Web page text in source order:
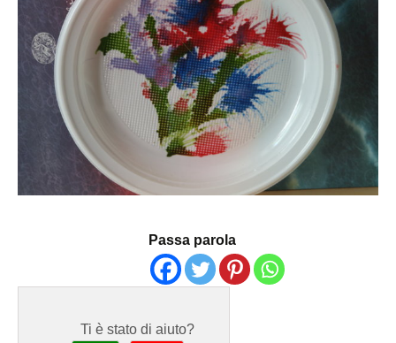
Passa parola
Ti è stato di aiuto?